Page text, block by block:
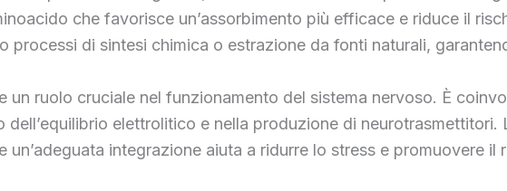
che favorisce un’assorbimento più efficace e riduce il
processi di sintesi chimica o estrazione da fonti naturali,
ruolo cruciale nel funzionamento del sistema nervoso. È
dell’equilibrio elettrolitico e nella produzione di neurotrasmettitori.
integrazione aiuta a ridurre lo stress e promuovere il